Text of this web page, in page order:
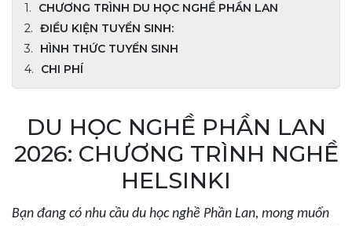
CHƯƠNG TRÌNH DU HỌC NGHỀ PHẦN LAN
ĐIỀU KIỆN TUYỂN SINH:
HÌNH THỨC TUYỂN SINH
CHI PHÍ
DU HỌC NGHỀ PHẦN LAN
2026: CHƯƠNG TRÌNH NGHỀ
HELSINKI
Bạn đang có nhu cầu du học nghề Phần Lan, mong muốn